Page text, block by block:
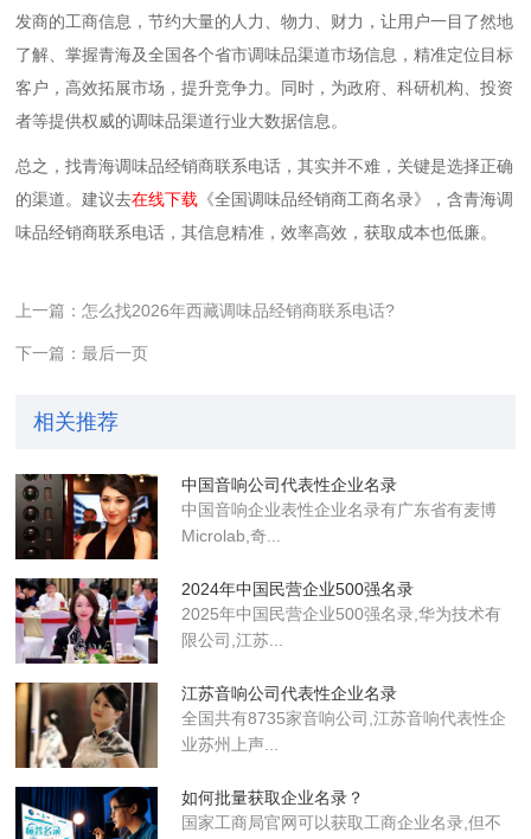
发商的工商信息，节约大量的人力、物力、财力，让用户一目了然地
了解、掌握青海及全国各个省市调味品渠道市场信息，精准定位目标
客户，高效拓展市场，提升竞争力。同时，为政府、科研机构、投资
者等提供权威的调味品渠道行业大数据信息。
总之，找青海调味品经销商联系电话，其实并不难，关键是选择正确
的渠道。建议去在线下载 《全国调味品经销商工商名录》，含青海调
味品经销商联系电话，其信息精准，效率高效，获取成本也低廉。
上一篇：怎么找2026年西藏调味品经销商联系电话?
下一篇：最后一页
相关推荐
中国音响公司代表性企业名录
中国音响企业表性企业名录有广东省有麦博
Microlab,奇...
2024年中国民营企业500强名录
2025年中国民营企业500强名录,华为技术有
限公司,江苏...
江苏音响公司代表性企业名录
全国共有8735家音响公司,江苏音响代表性企
业苏州上声...
如何批量获取企业名录？
国家工商局官网可以获取工商企业名录,但不